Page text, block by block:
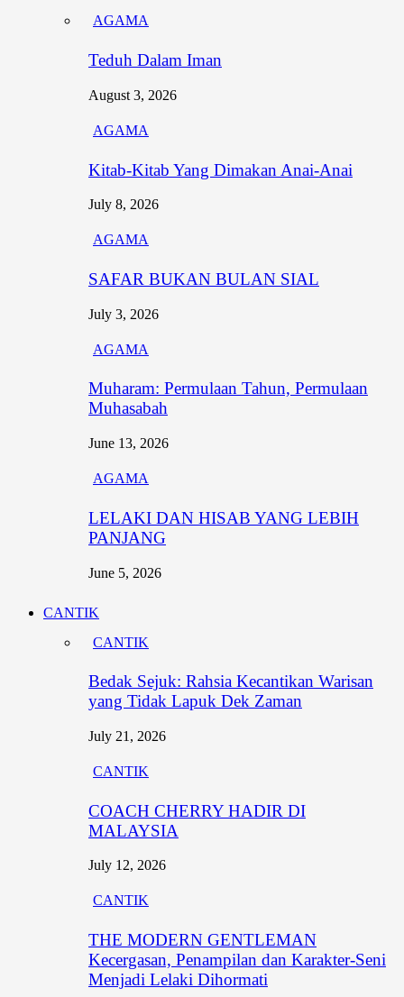
AGAMA
Teduh Dalam Iman
August 3, 2026
AGAMA
Kitab-Kitab Yang Dimakan Anai-Anai
July 8, 2026
AGAMA
SAFAR BUKAN BULAN SIAL
July 3, 2026
AGAMA
Muharam: Permulaan Tahun, Permulaan
Muhasabah
June 13, 2026
AGAMA
LELAKI DAN HISAB YANG LEBIH
PANJANG
June 5, 2026
CANTIK
CANTIK
Bedak Sejuk: Rahsia Kecantikan Warisan
yang Tidak Lapuk Dek Zaman
July 21, 2026
CANTIK
COACH CHERRY HADIR DI
MALAYSIA
July 12, 2026
CANTIK
THE MODERN GENTLEMAN
Kecergasan, Penampilan dan Karakter-Seni
Menjadi Lelaki Dihormati